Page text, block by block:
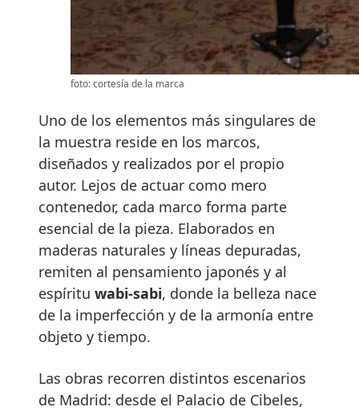
foto: cortesía de la marca
Uno de los elementos más singulares de
la muestra reside en los marcos,
diseñados y realizados por el propio
autor. Lejos de actuar como mero
contenedor, cada marco forma parte
esencial de la pieza. Elaborados en
maderas naturales y líneas depuradas,
remiten al pensamiento japonés y al
espíritu wabi-sabi, donde la belleza nace
de la imperfección y de la armonía entre
objeto y tiempo.
Las obras recorren distintos escenarios
de Madrid: desde el Palacio de Cibeles,